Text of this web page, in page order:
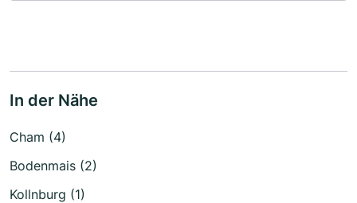
In der Nähe
Cham (4)
Bodenmais (2)
Kollnburg (1)